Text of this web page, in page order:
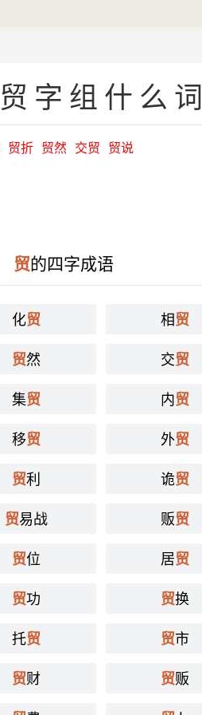
贸字组什么词
贸折 贸然 交贸 贸说
贸的四字成语
化贸 相贸
贸然 交贸
集贸 内贸
移贸 外贸
贸利 诡贸
贸易战 贩贸
贸位 居贸
贸功 贸换
托贸 贸市
贸财 贸贩